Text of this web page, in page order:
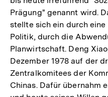
Prägung" genannt wird.
stellte sich ein durch
Politik, durch die
Planwirtschaft. Deng
Dezember 1978 auf der
Zentralkomitees der
Chinas. Dafür übernahm